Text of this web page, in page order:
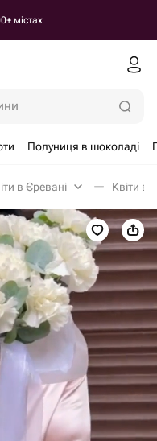
містах
Полуниця в шоколаді
в Єревані Квіти в